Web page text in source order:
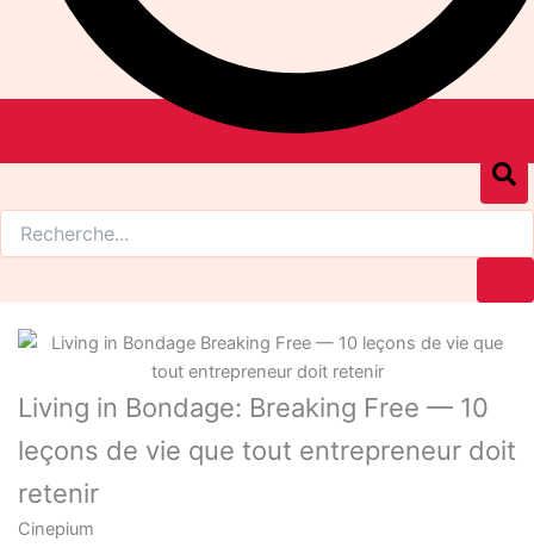
Living in Bondage: Breaking Free — 10
leçons de vie que tout entrepreneur doit
retenir
Cinepium